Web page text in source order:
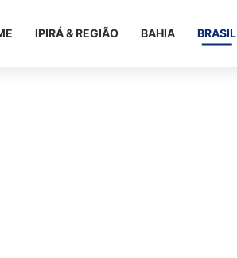
IPIRÁ & REGIÃO BAHIA BRASIL